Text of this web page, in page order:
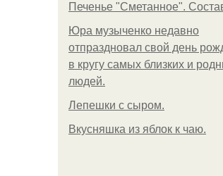
Печенье "Сметанное".
Юра музыченко недавно
отпраздновал свой день
в кругу самых близких и
людей.
Лепешки с сыром.
Вкусняшка из яблок к чаю.